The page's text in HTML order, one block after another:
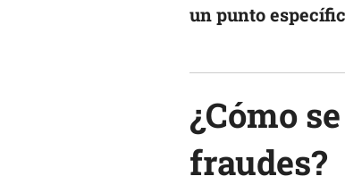
un punto
¿Cómo
fraudes?